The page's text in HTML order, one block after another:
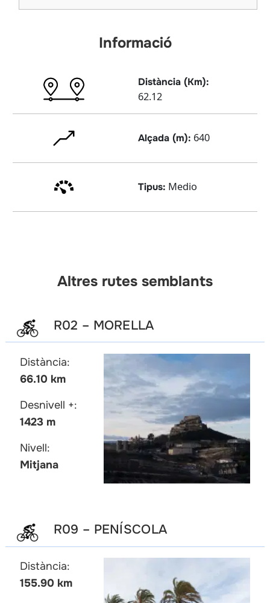
Informació
Distància (Km):
62.12
Alçada (m): 640
Tipus: Medio
Altres rutes semblants
R02 – MORELLA
Distància:
66.10 km
Desnivell +:
1423 m
Nivell:
Mitjana
R09 – PENÍSCOLA
Distància:
155.90 km